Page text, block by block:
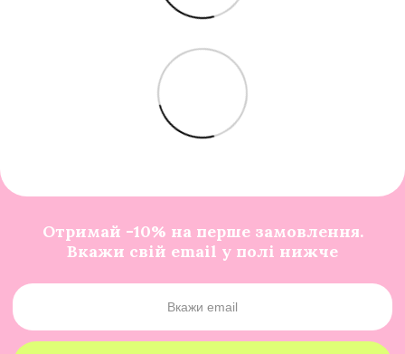
Отримай -10% на перше замовлення.
Вкажи свій email у полі нижче